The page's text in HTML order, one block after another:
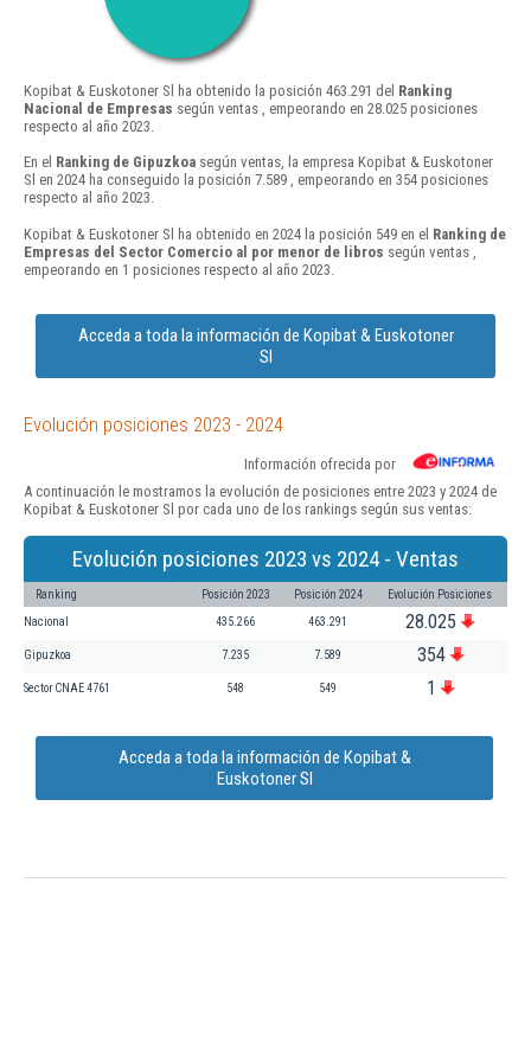
Kopibat & Euskotoner Sl ha obtenido la posición 463.291 del Ranking
Nacional de Empresas según ventas , empeorando en 28.025 posiciones
respecto al año 2023.
En el Ranking de Gipuzkoa según ventas, la empresa Kopibat & Euskotoner
Sl en 2024 ha conseguido la posición 7.589 , empeorando en 354 posiciones
respecto al año 2023.
Kopibat & Euskotoner Sl ha obtenido en 2024 la posición 549 en el Ranking de
Empresas del Sector Comercio al por menor de libros según ventas ,
empeorando en 1 posiciones respecto al año 2023.
Acceda a toda la información de Kopibat & Euskotoner
Sl
Evolución posiciones 2023 - 2024
Información ofrecida por
A continuación le mostramos la evolución de posiciones entre 2023 y 2024 de
Kopibat & Euskotoner Sl por cada uno de los rankings según sus ventas:
Evolución posiciones 2023 vs 2024 - Ventas
Ranking Posición 2023 Posición 2024 Evolución Posiciones
Nacional 435.266 463.291 28.025
Gipuzkoa 7.235 7.589 354
Sector CNAE 4761 548 549 1
Acceda a toda la información de Kopibat &
Euskotoner Sl